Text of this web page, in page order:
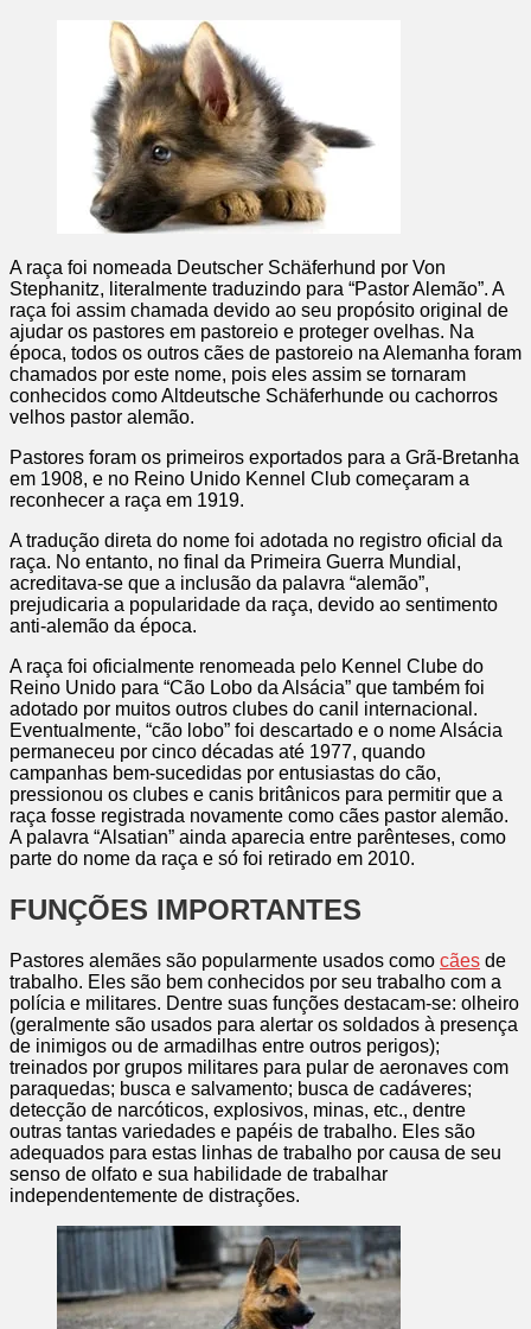
A raça foi nomeada Deutscher Schäferhund por Von
Stephanitz, literalmente traduzindo para “Pastor Alemão”. A
raça foi assim chamada devido ao seu propósito original de
ajudar os pastores em pastoreio e proteger ovelhas. Na
época, todos os outros cães de pastoreio na Alemanha foram
chamados por este nome, pois eles assim se tornaram
conhecidos como Altdeutsche Schäferhunde ou cachorros
velhos pastor alemão.
Pastores foram os primeiros exportados para a Grã-Bretanha
em 1908, e no Reino Unido Kennel Club começaram a
reconhecer a raça em 1919.
A tradução direta do nome foi adotada no registro oficial da
raça. No entanto, no final da Primeira Guerra Mundial,
acreditava-se que a inclusão da palavra “alemão”,
prejudicaria a popularidade da raça, devido ao sentimento
anti-alemão da época.
A raça foi oficialmente renomeada pelo Kennel Clube do
Reino Unido para “Cão Lobo da Alsácia” que também foi
adotado por muitos outros clubes do canil internacional.
Eventualmente, “cão lobo” foi descartado e o nome Alsácia
permaneceu por cinco décadas até 1977, quando
campanhas bem-sucedidas por entusiastas do cão,
pressionou os clubes e canis britânicos para permitir que a
raça fosse registrada novamente como cães pastor alemão.
A palavra “Alsatian” ainda aparecia entre parênteses, como
parte do nome da raça e só foi retirado em 2010.
FUNÇÕES IMPORTANTES
Pastores alemães são popularmente usados como cães de
trabalho. Eles são bem conhecidos por seu trabalho com a
polícia e militares. Dentre suas funções destacam-se: olheiro
(geralmente são usados para alertar os soldados à presença
de inimigos ou de armadilhas entre outros perigos);
treinados por grupos militares para pular de aeronaves com
paraquedas; busca e salvamento; busca de cadáveres;
detecção de narcóticos, explosivos, minas, etc., dentre
outras tantas variedades e papéis de trabalho. Eles são
adequados para estas linhas de trabalho por causa de seu
senso de olfato e sua habilidade de trabalhar
independentemente de distrações.